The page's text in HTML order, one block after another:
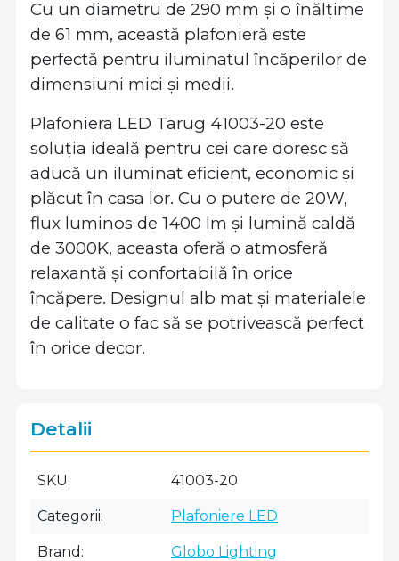
Cu un diametru de 290 mm și o înălțime
de 61 mm, această plafonieră este
perfectă pentru iluminatul încăperilor de
dimensiuni mici și medii.
Plafoniera LED Tarug 41003-20 este
soluția ideală pentru cei care doresc să
aducă un iluminat eficient, economic și
plăcut în casa lor. Cu o putere de 20W,
flux luminos de 1400 lm și lumină caldă
de 3000K, aceasta oferă o atmosferă
relaxantă și confortabilă în orice
încăpere. Designul alb mat și materialele
de calitate o fac să se potrivească perfect
în orice decor.
Detalii
SKU 41003-20
Categorii Plafoniere LED
Brand Globo Lighting